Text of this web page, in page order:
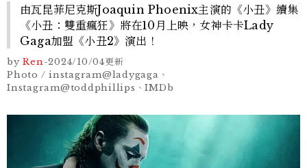
由瓦昆菲尼克斯Joaquin Phoenix主演的《小丑》續集
《小丑：雙重瘋狂》將在10月上映，女神卡卡Lady
Gaga加盟《小丑2》演出！
by Ren-2024/10/04更新
Photo / instagram@ladygaga、
Instagram@toddphillips、IMDb